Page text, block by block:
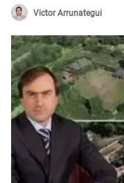
Victor Arrunategui